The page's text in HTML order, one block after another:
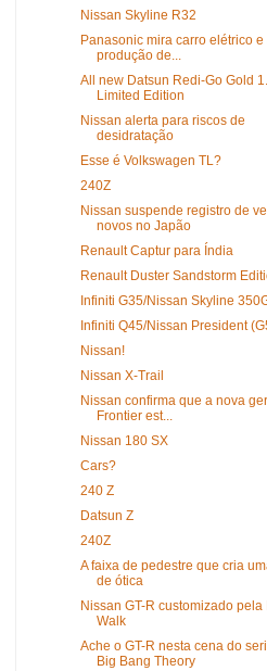
Nissan Skyline R32
Panasonic mira carro elétrico
produção de...
All new Datsun Redi-Go Gold
Limited Edition
Nissan alerta para riscos de
desidratação
Esse é Volkswagen TL?
240Z
Nissan suspende registro de
novos no Japão
Renault Captur para Índia
Renault Duster Sandstorm
Infiniti G35/Nissan Skyline
Infiniti Q45/Nissan President
Nissan!
Nissan X-Trail
Nissan confirma que a nova
Frontier est...
Nissan 180 SX
Cars?
240 Z
Datsun Z
240Z
A faixa de pedestre que cria
de ótica
Nissan GT-R customizado pela
Walk
Ache o GT-R nesta cena do
Big Bang Theory